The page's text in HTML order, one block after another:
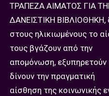
ΤΡΑΠΕΖΑ ΑΙΜΑΤΟΣ ΓΙΑ
ΔΑΝΕΙΣΤΙΚΗ ΒΙΒΛΙΟΘΗΚΗ,
στους ηλικιωμένους το
τους βγάζουν από την
απομόνωση, εξυπηρετούν
δίνουν την πραγματική
αίσθηση της κοινωνικής